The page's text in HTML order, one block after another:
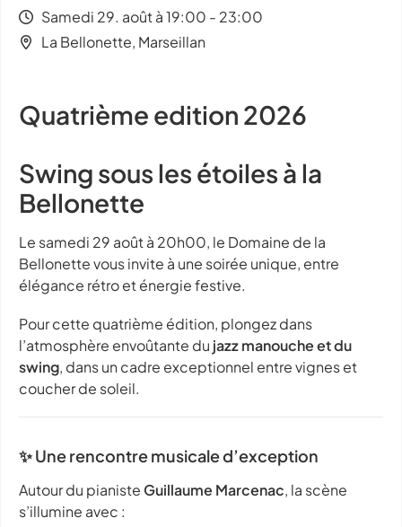
Samedi 29. août à 19:00 - 23:00
La Bellonette, Marseillan
Quatrième edition 2026
Swing sous les étoiles à la
Bellonette
Le samedi 29 août à 20h00, le Domaine de la
Bellonette vous invite à une soirée unique, entre
élégance rétro et énergie festive.
Pour cette quatrième édition, plongez dans
l’atmosphère envoûtante du jazz manouche et du
swing, dans un cadre exceptionnel entre vignes et
coucher de soleil.
✨ Une rencontre musicale d’exception
Autour du pianiste Guillaume Marcenac, la scène
s’illumine avec :